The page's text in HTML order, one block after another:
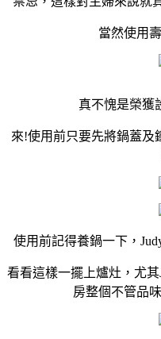
當然使用
真不愧是榮獲
來!使用前只要先將鍋蓋及
使用前記得養鍋一下，
看看這樣一擺上爐灶，尤
房整個不管品